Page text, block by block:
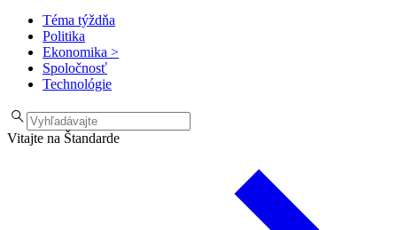
Téma týždňa
Politika
Ekonomika >
Spoločnosť
Technológie
Vitajte na Štandarde